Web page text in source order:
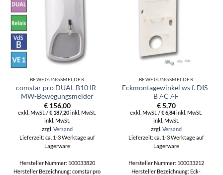
BEWEGUNGSMELDER
comstar pro DUAL B10 IR-
MW-Bewegungsmelder
€156,00
exkl. MwSt. /€ 187,20inkl. MwSt.
inkl. MwSt.
zzgl. Versand
Lieferzeit: ca. 1-3 Werktage auf
Lagerware
Hersteller Nummer: 100033820
Hersteller Bezeichnung: comstar pro
BEWEGUNGSMELDER
Eckmontagewinkel ws f. DIS-
B /-C /-F
€5,70
exkl. MwSt. /€6,84inkl. MwSt.
inkl. MwSt.
zzgl. Versand
Lieferzeit: ca. 1-3 Werktage auf
Lagerware
Hersteller Nummer: 100033212
Hersteller Bezeichnung: Eck-